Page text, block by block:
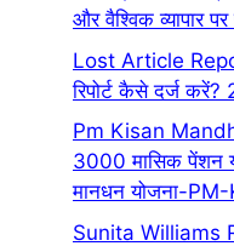
और वैश्विक व्यापार पर
Lost Article
रिपोर्ट कैसे दर्ज करें?
Pm Kisan
3000 मासिक पेंशन
मानधन योजना-
Sunita Williams